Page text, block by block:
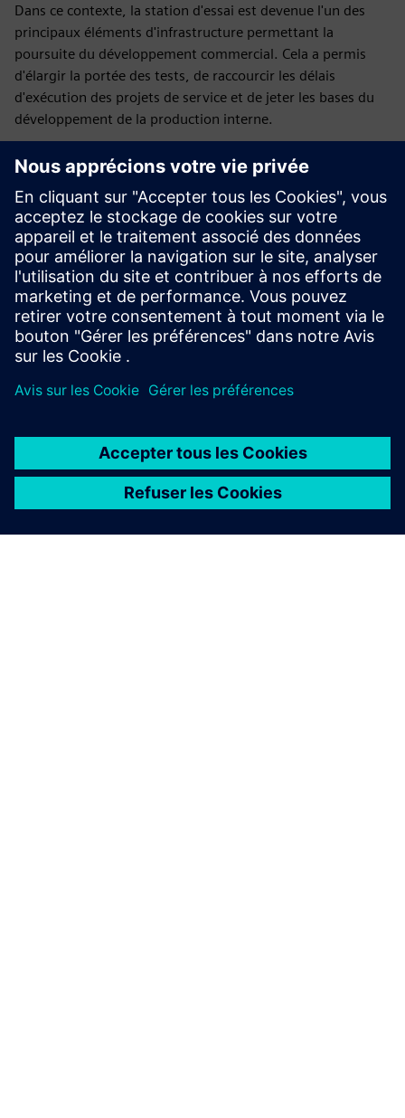
Dans ce contexte, la station d'essai est devenue l'un des
principaux éléments d'infrastructure permettant la
poursuite du développement commercial. Cela a permis
d'élargir la portée des tests, de raccourcir les délais
d'exécution des projets de service et de jeter les bases du
développement de la production interne.
Du point de vue de Siemens, ce projet a démontré
l'importance des solutions sur mesure, en particulier dans
les domaines où les technologies standard ne répondent
pas à des exigences industrielles complexes. Dans de tels
cas, la valeur est créée non seulement grâce à la
technologie elle-même, mais aussi grâce à l'intégration des
compétences et à la collaboration entre partenaires, qui
développent conjointement de nouvelles approches pour
relever les défis existants.
Contactez-nous